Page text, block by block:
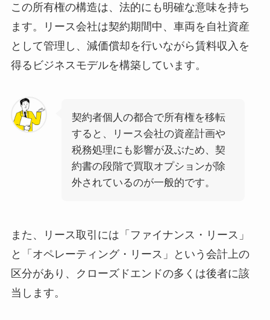
この所有権の構造は、法的にも明確な意味を持ち
ます。リース会社は契約期間中、車両を自社資産
として管理し、減価償却を行いながら賃料収入を
得るビジネスモデルを構築しています。
契約者個人の都合で所有権を移転
すると、リース会社の資産計画や
税務処理にも影響が及ぶため、契
約書の段階で買取オプションが除
外されているのが一般的です。
また、リース取引には「ファイナンス・リース」
と「オペレーティング・リース」という会計上の
区分があり、クローズドエンドの多くは後者に該
当します。